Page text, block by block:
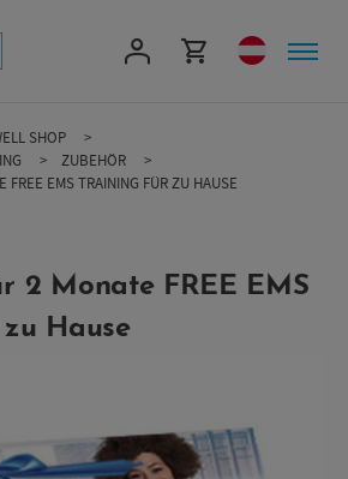
SHOP
ZUBEHÖR
FREE EMS TRAINING FÜR ZU HAUSE
2 Monate FREE EMS
Hause